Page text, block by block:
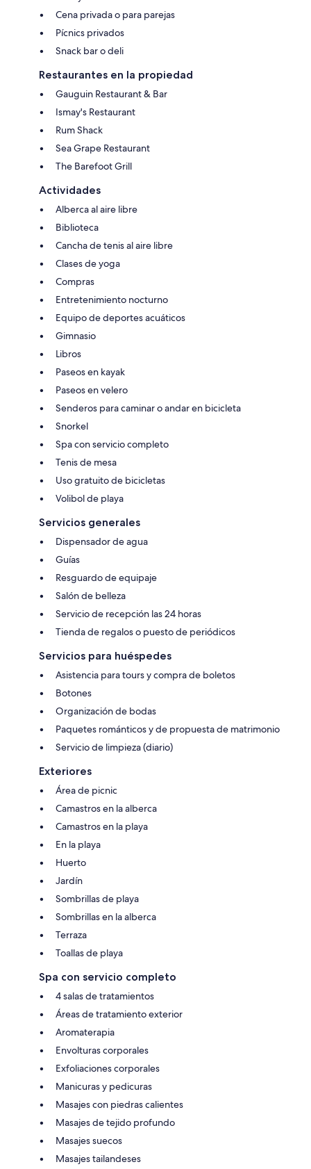
Cena privada o para parejas
Pícnics privados
Snack bar o deli
Restaurantes en la propiedad
Gauguin Restaurant & Bar
Ismay's Restaurant
Rum Shack
Sea Grape Restaurant
The Barefoot Grill
Actividades
Alberca al aire libre
Biblioteca
Cancha de tenis al aire libre
Clases de yoga
Compras
Entretenimiento nocturno
Equipo de deportes acuáticos
Gimnasio
Libros
Paseos en kayak
Paseos en velero
Senderos para caminar o andar en bicicleta
Snorkel
Spa con servicio completo
Tenis de mesa
Uso gratuito de bicicletas
Volibol de playa
Servicios generales
Dispensador de agua
Guías
Resguardo de equipaje
Salón de belleza
Servicio de recepción las 24 horas
Tienda de regalos o puesto de periódicos
Servicios para huéspedes
Asistencia para tours y compra de boletos
Botones
Organización de bodas
Paquetes románticos y de propuesta de matrimonio
Servicio de limpieza (diario)
Exteriores
Área de picnic
Camastros en la alberca
Camastros en la playa
En la playa
Huerto
Jardín
Sombrillas de playa
Sombrillas en la alberca
Terraza
Toallas de playa
Spa con servicio completo
4 salas de tratamientos
Áreas de tratamiento exterior
Aromaterapia
Envolturas corporales
Exfoliaciones corporales
Manicuras y pedicuras
Masajes con piedras calientes
Masajes de tejido profundo
Masajes suecos
Masajes tailandeses